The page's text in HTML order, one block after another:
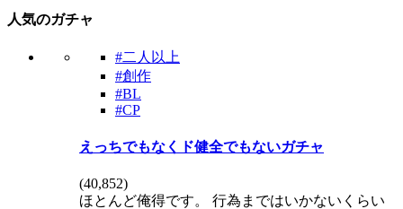
人気のガチャ
#二人以上
#創作
#BL
#CP
えっちでもなくド健全でもないガチャ
(40,852)
ほとんど俺得です。 行為まではいかないくらい